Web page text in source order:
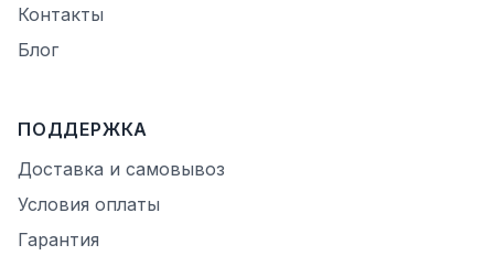
Контакты
Блог
ПОДДЕРЖКА
Доставка и самовывоз
Условия оплаты
Гарантия